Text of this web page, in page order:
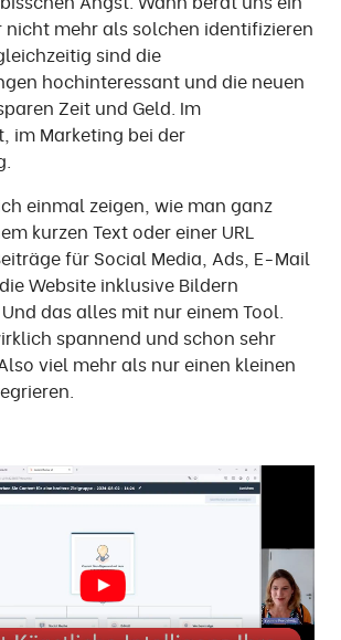
mehr als solchen identifizieren
sind die
hochinteressant und die neuen
Zeit und Geld. Im
im Marketing bei der
einmal zeigen, wie man ganz
kurzen Text oder einer URL
für Social Media, Ads, E-Mail
Website inklusive Bildern
das alles mit nur einem Tool.
spannend und schon sehr
viel mehr als nur einen kleinen